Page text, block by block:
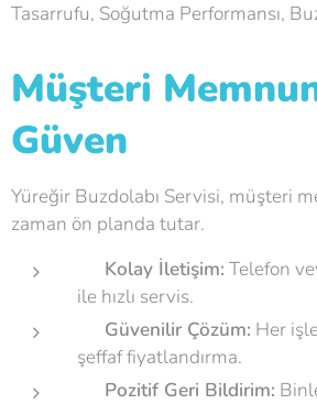
Tasarrufu, Soğutma Performansı,
Müşteri
Güven
Yüreğir Buzdolabı Servisi, müşteri
zaman ön planda tutar. 😊
Kolay İletişim: Telefon
ile hızlı servis.
Güvenilir Çözüm: Her
şeffaf fiyatlandırma.
Pozitif Geri Bildirim: